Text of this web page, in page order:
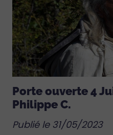
Porte ouverte 4
Philippe C.
Publié le 31/05/2023